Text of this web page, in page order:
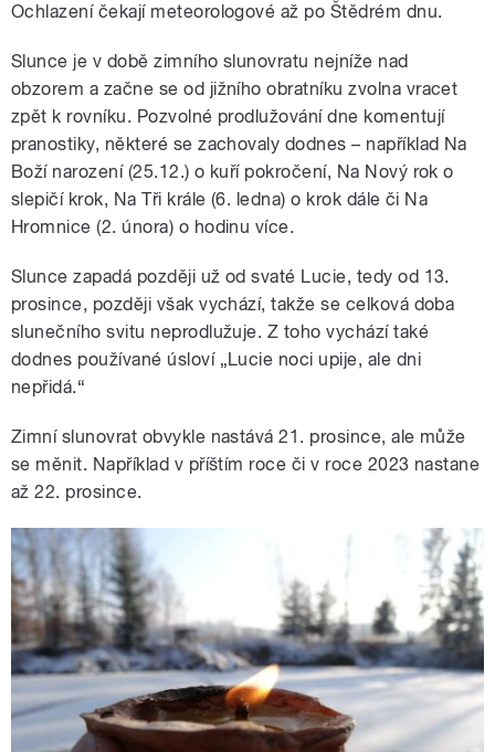
Ochlazení čekají meteorologové až po Štědrém dnu.
Slunce je v době zimního slunovratu nejníže nad
obzorem a začne se od jižního obratníku zvolna vracet
zpět k rovníku. Pozvolné prodlužování dne komentují
pranostiky, některé se zachovaly dodnes – například Na
Boží narození (25.12.) o kuří pokročení, Na Nový rok o
slepičí krok, Na Tři krále (6. ledna) o krok dále či Na
Hromnice (2. února) o hodinu více.
Slunce zapadá později už od svaté Lucie, tedy od 13.
prosince, později však vychází, takže se celková doba
slunečního svitu neprodlužuje. Z toho vychází také
dodnes používané úsloví „Lucie noci upije, ale dni
nepřidá.“
Zimní slunovrat obvykle nastává 21. prosince, ale může
se měnit. Například v příštím roce či v roce 2023 nastane
až 22. prosince.